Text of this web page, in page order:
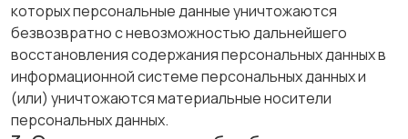
которых персональные данные уничтожаются
безвозвратно с невозможностью дальнейшего
восстановления содержания персональных данных в
информационной системе персональных данных и
(или) уничтожаются материальные носители
персональных данных.